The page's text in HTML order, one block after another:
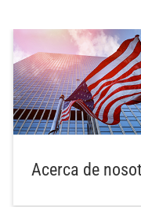
Acerca de